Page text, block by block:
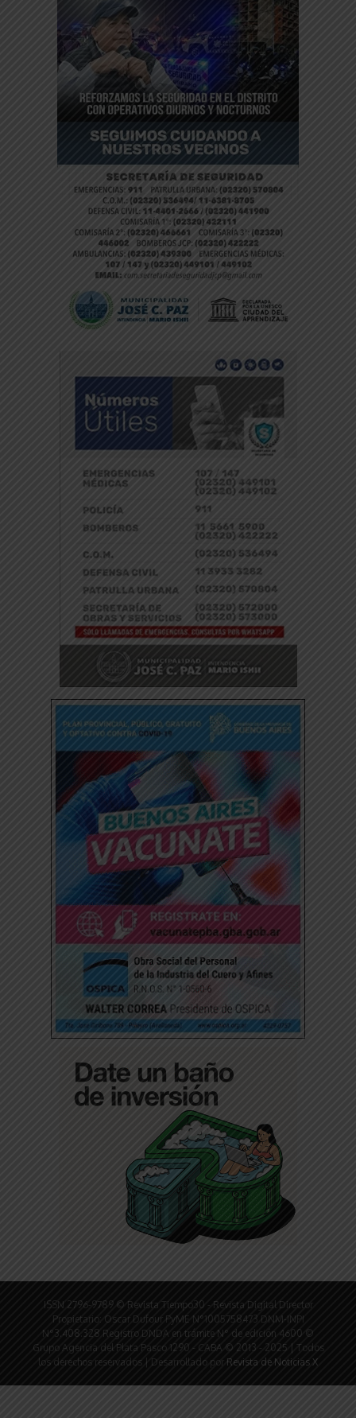
ISSN 2796-9789 © Revista Tiempo30 - Revista Digital Director
Propietario: Oscar Dufour PyME N°1005758473 DNM-INPI
N°3.408.328 Registro DNDA en trámite N° de edición 4600 ©
Grupo Agencia del Plata Pasco 1290 - CABA © 2013 - 2025 | Todos
los derechos reservados | Desarrollado por Revista de Noticias X